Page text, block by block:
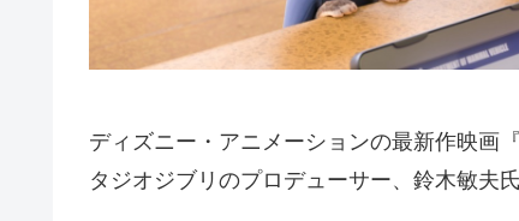
ディズニー・アニメーションの最新作映画
タジオジブリのプロデューサー、鈴木敏夫